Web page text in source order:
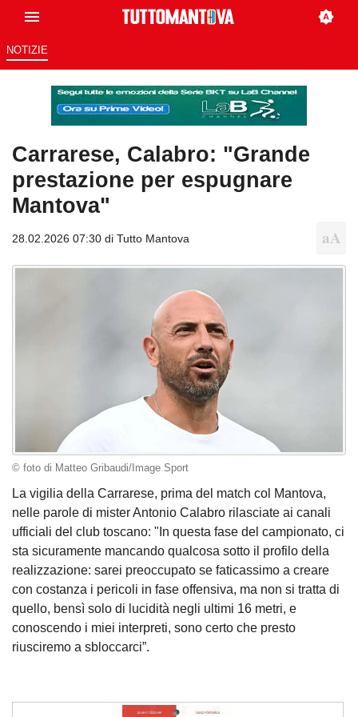
NOTIZIE
Carrarese, Calabro: "Grande
prestazione per espugnare
Mantova"
28.02.2026 07:30 di Tutto Mantova
© foto di Matteo Gribaudi/Image Sport
La vigilia della Carrarese, prima del match col Mantova,
nelle parole di mister Antonio Calabro rilasciate ai canali
ufficiali del club toscano: "In questa fase del campionato, ci
sta sicuramente mancando qualcosa sotto il profilo della
realizzazione: sarei preoccupato se faticassimo a creare
con costanza i pericoli in fase offensiva, ma non si tratta di
quello, bensì solo di lucidità negli ultimi 16 metri, e
conoscendo i miei interpreti, sono certo che presto
riusciremo a sbloccarci”.